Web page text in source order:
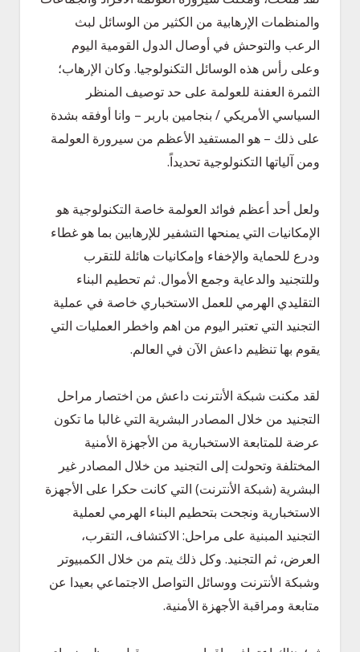
والمنظمات الإرهابية من الكثير من الوسائل لبث
الرعب والتوحش في أوصال الدول القومية اليوم
وعلى رأس هذه الوسائل التكنولوجيا. وكان الإرهاب؛
الثمرة العفنة للعولمة على حد توصيف المنظر
السياسي الأمريكي / بنجامين باربر – وانا أوفقه بشدة
على ذلك – هو المستفيد الأعظم من سيرورة العولمة
ومن آلياتها التكنولوجية تحديداً.
ولعل أحد أعظم فوائد العولمة خاصة التكنولوجية هو
الإمكانيات التي يمنحها التشفير للإرهابين بما هو غطاء
ودرع للحماية والإخفاء وإمكانيات هائلة للتقرب
وللتجنيد والدعاية وجمع الأموال. ثم تحطيم البناء
التقليدي الهرمي للعمل الاستخباري خاصة في عملية
التجنيد التي تعتبر اليوم من اهم واخطر العمليات التي
يقوم بها تنظيم داعش الآن في العالم.
لقد مكنت شبكة الأنترنت داعش من اختصار مراحل
التجنيد من خلال المصادر البشرية التي غالبا ما تكون
عرضة للمتابعة الاستخبارية من الأجهزة الأمنية
المختلفة وتحولت إلى التجنيد من خلال المصادر غير
البشرية (شبكة الأنترنت) التي كانت حكرا على الأجهزة
الاستخبارية ونجحت بتحطيم البناء الهرمي لعملية
التجنيد المبنية على مراحل: الاكتشاف، التقرب،
العرض، ثم التجنيد. وكل ذلك يتم من خلال الكمبيوتر
وشبكة الأنترنت ووسائل التواصل الاجتماعي بعيدا عن
متابعة ومراقبة الأجهزة الأمنية.